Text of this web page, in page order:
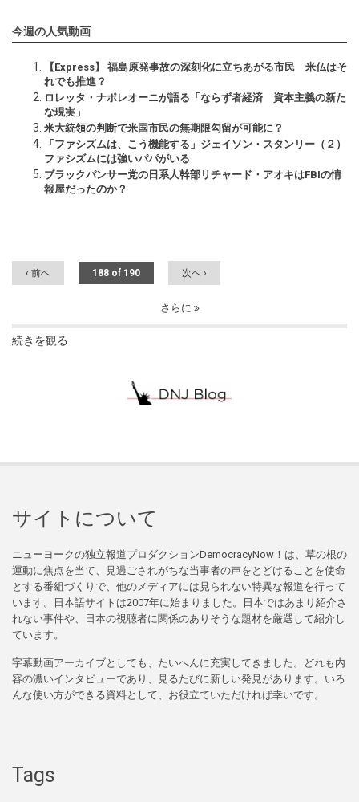
今週の人気動画
【Express】 福島原発事故の深刻化に立ちあがる市民 米仏はそ
れでも推進？
ロレッタ・ナポレオーニが語る「ならず者経済 資本主義の新た
な現実」
米大統領の判断で米国市民の無期限勾留が可能に？
「ファシズムは、こう機能する」ジェイソン・スタンリー（２）
ファシズムには強いパパがいる
ブラックパンサー党の日系人幹部リチャード・アオキはFBIの情
報屋だったのか？
‹ 前へ 188 of 190 次へ ›
さらに
続きを観る
サイトについて
ニューヨークの独立報道プロダクションDemocracyNow！は、草の根の
運動に焦点を当て、見過ごされがちな当事者の声をとどけることを使命
とする番組づくりで、他のメディアには見られない特異な報道を行って
います。日本語サイトは2007年に始まりました。日本ではあまり紹介さ
れない事件や、日本の視聴者に関係のありそうな題材を厳選して紹介し
ています。
字幕動画アーカイブとしても、たいへんに充実してきました。どれも内
容の濃いインタビューであり、見るたびに新しい発見があります。いろ
んな使い方ができる資料として、お役立ていただければ幸いです。
Tags